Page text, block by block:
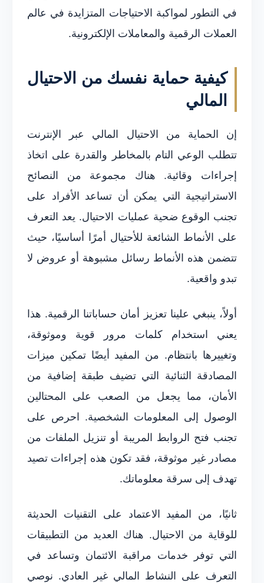
في التطور لمواكبة الاحتياجات المتزايدة في عالم
العملات الرقمية والمعاملات الإلكترونية.
كيفية حماية نفسك من الاحتيال
المالي
إن الحماية من الاحتيال المالي عبر الإنترنت
تتطلب الوعي التام بالمخاطر والقدرة على اتخاذ
إجراءات وقائية. هناك مجموعة من النصائح
الاستراتيجية التي يمكن أن تساعد الأفراد على
تجنب الوقوع ضحية عمليات الاحتيال. يعد التعرف
على الأنماط الشائعة للأحتيال أمرًا أساسيًا، حيث
تتضمن هذه الأنماط رسائل مشبوهة أو عروض لا
تبدو واقعية.
أولاً، ينبغي علينا تعزيز أمان حساباتنا الرقمية. هذا
يعني استخدام كلمات مرور قوية وموثوقة،
وتغييرها بانتظام. من المفيد أيضًا تمكين ميزات
المصادقة الثنائية التي تضيف طبقة إضافية من
الأمان، مما يجعل من الصعب على المحتالين
الوصول إلى المعلومات الشخصية. احرص على
تجنب فتح الروابط المريبة أو تنزيل الملفات من
مصادر غير موثوقة، فقد تكون هذه إجراءات تصيد
تهدف إلى سرقة معلوماتك.
ثانيًا، من المفيد الاعتماد على التقنيات الحديثة
للوقاية من الاحتيال. هناك العديد من التطبيقات
التي توفر خدمات مراقبة الائتمان وتساعد في
التعرف على النشاط المالي غير العادي. نوصي